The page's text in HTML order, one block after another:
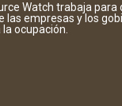
Watch trabaja para
las empresas y los
ocupación.